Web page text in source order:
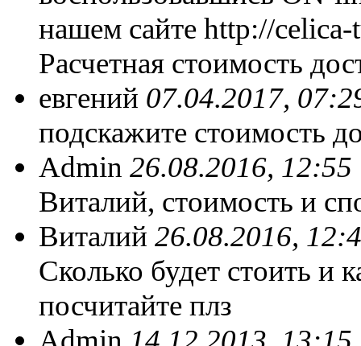
нашем сайте http://
Расчетная стоимость
евгений 07.04.2017,
подскажите стоимость
Admin 26.08.2016, 12:55
Виталий, стоимость и
Виталий 26.08.2016,
Сколько будет стоить и
посчитайте плз